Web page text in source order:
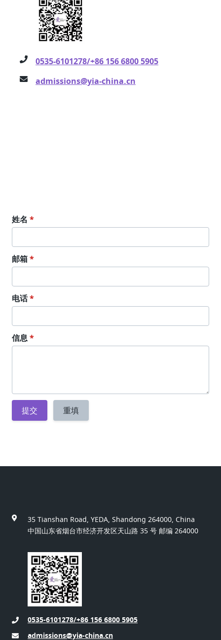
0535-6101278/+86 156 6800 5905
admissions@yia-china.cn
姓名 *
邮箱*
电话*
信息*
提交 重填
35 Tianshan Road, YEDA, Shandong 264000, China
中国山东省烟台市经济开发区天山路 35 号 邮编 264000
0535-6101278/+86 156 6800 5905
admissions@yia-china.cn